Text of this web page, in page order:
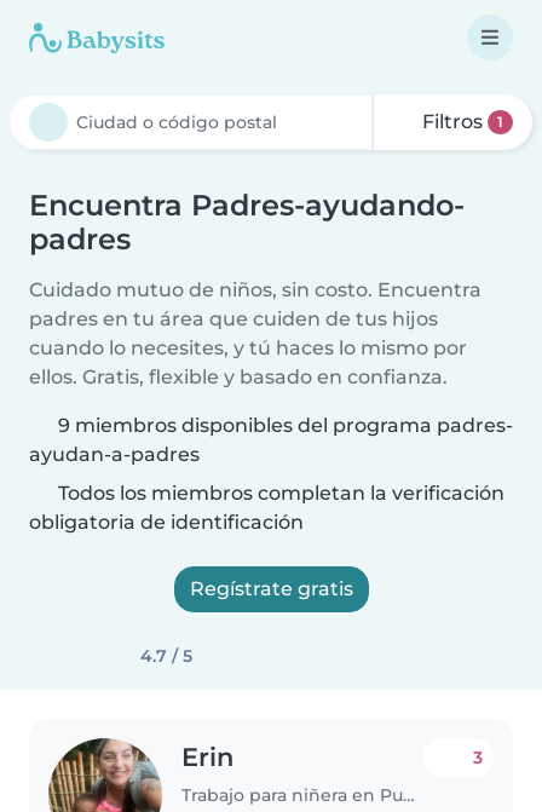
Filtros 1
Encuentra Padres-ayudando-
padres
Cuidado mutuo de niños, sin costo. Encuentra
padres en tu área que cuiden de tus hijos
cuando lo necesites, y tú haces lo mismo por
ellos. Gratis, flexible y basado en confianza.
9 miembros disponibles del programa padres-
ayudan-a-padres
Todos los miembros completan la verificación
obligatoria de identificación
Regístrate gratis
4.7 / 5
Erin
Trabajo para niñera en Punta Caña (Provincia de San Juan)
3